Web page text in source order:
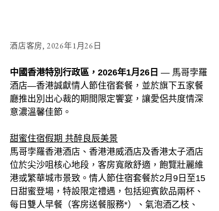
酒店客房, 2026年1月26日
中國香港特別行政區，2026年1月26日 — 馬哥孛羅
酒店—香港誠獻情人節住宿套餐，並於旗下五家餐
廳推出別出心裁的期間限定饗宴，讓愛侶共度情深
意濃溫馨佳節。
甜蜜住宿假期 共醉良辰美景
馬哥孛羅香港酒店、香港港威酒店及香港太子酒店
位於尖沙咀核心地段，客房寬敞舒適，飽覽壯麗維
港或繁華城市景致。情人節住宿套餐於2月9日至15
日甜蜜登場，特設限定禮遇，包括迎賓飲品兩杯、
每日雙人早餐（客房送餐服務*）、氣泡酒乙枝、